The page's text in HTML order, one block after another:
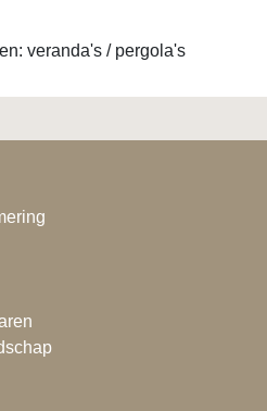
veranda's / pergola's